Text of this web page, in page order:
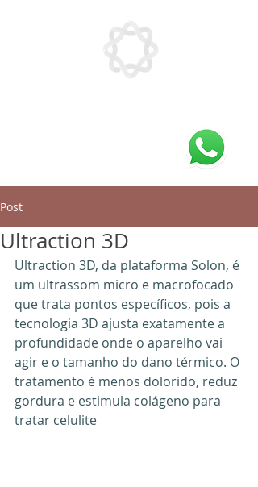
Post
Ultraction 3D
Ultraction 3D, da plataforma Solon, é
um ultrassom micro e macrofocado
que trata pontos específicos, pois a
tecnologia 3D ajusta exatamente a
profundidade onde o aparelho vai
agir e o tamanho do dano térmico. O
tratamento é menos dolorido, reduz
gordura e estimula colágeno para
tratar celulite